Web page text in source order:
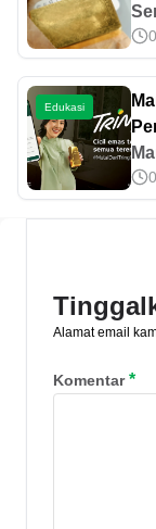
Edukasi
Alamat email
Komentar*